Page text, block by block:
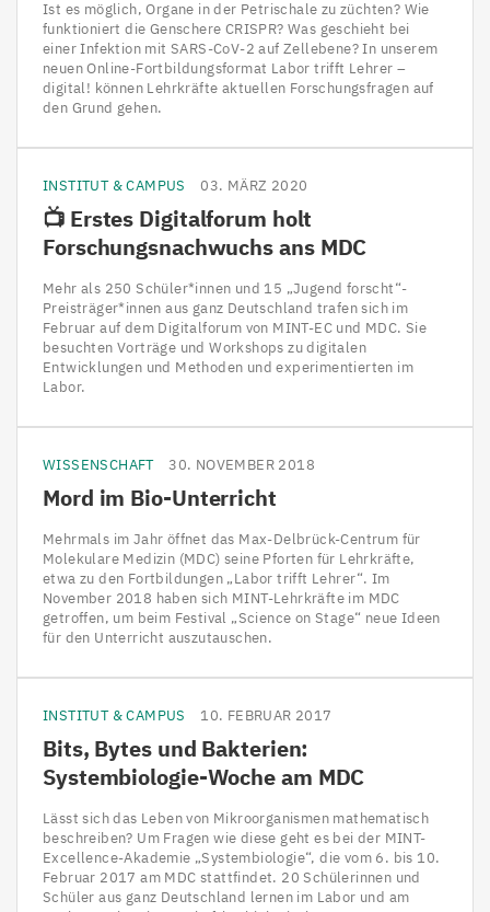
Ist es möglich, Organe in der Petrischale zu züchten? Wie
funktioniert die Genschere CRISPR? Was geschieht bei
einer Infektion mit SARS-CoV-2 auf Zellebene? In unserem
neuen Online-Fortbildungsformat Labor trifft Lehrer –
digital! können Lehrkräfte aktuellen Forschungsfragen auf
den Grund gehen.
INSTITUT & CAMPUS 03. MÄRZ 2020
📺 Erstes Digitalforum holt
Forschungsnachwuchs ans MDC
Mehr als 250 Schüler*innen und 15 „Jugend forscht“-
Preisträger*innen aus ganz Deutschland trafen sich im
Februar auf dem Digitalforum von MINT-EC und MDC. Sie
besuchten Vorträge und Workshops zu digitalen
Entwicklungen und Methoden und experimentierten im
Labor.
WISSENSCHAFT 30. NOVEMBER 2018
Mord im Bio-Unterricht
Mehrmals im Jahr öffnet das Max-Delbrück-Centrum für
Molekulare Medizin (MDC) seine Pforten für Lehrkräfte,
etwa zu den Fortbildungen „Labor trifft Lehrer“. Im
November 2018 haben sich MINT-Lehrkräfte im MDC
getroffen, um beim Festival „Science on Stage“ neue Ideen
für den Unterricht auszutauschen.
INSTITUT & CAMPUS 10. FEBRUAR 2017
Bits, Bytes und Bakterien:
Systembiologie-Woche am MDC
Lässt sich das Leben von Mikroorganismen mathematisch
beschreiben? Um Fragen wie diese geht es bei der MINT-
Excellence-Akademie „Systembiologie“, die vom 6. bis 10.
Februar 2017 am MDC stattfindet. 20 Schülerinnen und
Schüler aus ganz Deutschland lernen im Labor und am